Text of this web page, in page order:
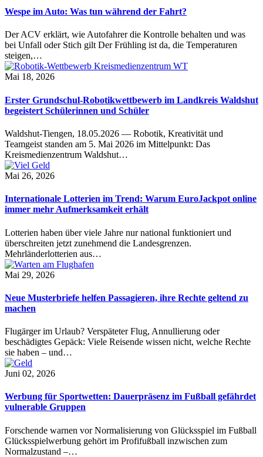
Wespe im Auto: Was tun während der Fahrt?
Der ACV erklärt, wie Autofahrer die Kontrolle behalten und was
bei Unfall oder Stich gilt Der Frühling ist da, die Temperaturen
steigen,…
Mai 18, 2026
Erster Grundschul-Robotikwettbewerb im Landkreis Waldshut
begeistert Schülerinnen und Schüler
Waldshut-Tiengen, 18.05.2026 — Robotik, Kreativität und
Teamgeist standen am 5. Mai 2026 im Mittelpunkt: Das
Kreismedienzentrum Waldshut…
Mai 26, 2026
Internationale Lotterien im Trend: Warum EuroJackpot online
immer mehr Aufmerksamkeit erhält
Lotterien haben über viele Jahre nur national funktioniert und
überschreiten jetzt zunehmend die Landesgrenzen.
Mehrländerlotterien aus…
Mai 29, 2026
Neue Musterbriefe helfen Passagieren, ihre Rechte geltend zu
machen
Flugärger im Urlaub? Verspäteter Flug, Annullierung oder
beschädigtes Gepäck: Viele Reisende wissen nicht, welche Rechte
sie haben – und…
Juni 02, 2026
Werbung für Sportwetten: Dauerpräsenz im Fußball gefährdet
vulnerable Gruppen
Forschende warnen vor Normalisierung von Glücksspiel im Fußball
Glücksspielwerbung gehört im Profifußball inzwischen zum
Normalzustand –…